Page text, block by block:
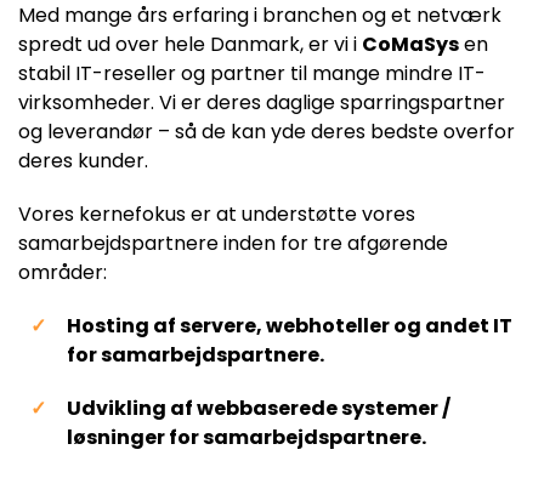
Med mange års erfaring i branchen og et netværk
spredt ud over hele Danmark, er vi i CoMaSysen
stabil IT-reseller og partner til mange mindre IT-
virksomheder. Vi er deres daglige sparringspartner
og leverandør – så de kan yde deres bedste overfor
deres kunder.
Vores kernefokus er at understøtte vores
samarbejdspartnere inden for tre afgørende
områder:
Hosting af servere, webhoteller og andet IT
for samarbejdspartnere.
Udvikling af webbaserede systemer /
løsninger for samarbejdspartnere.